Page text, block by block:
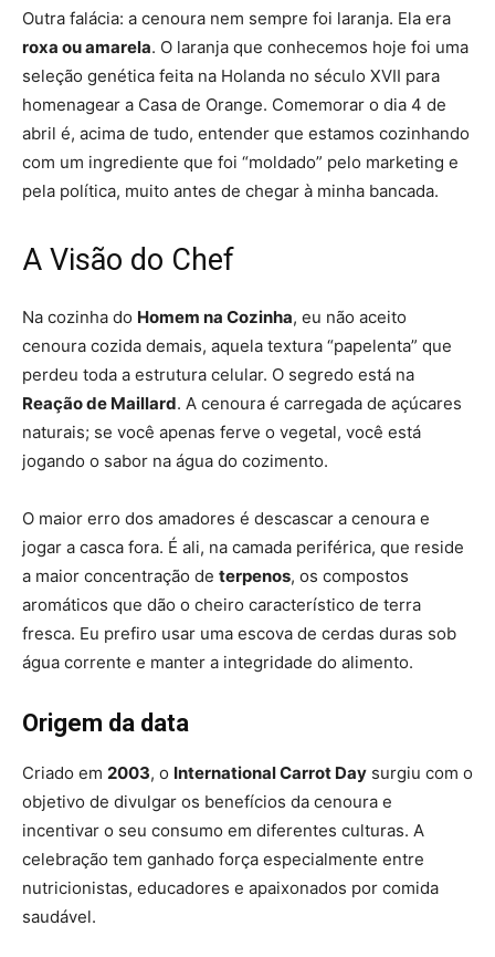
Outra falácia: a cenoura nem sempre foi laranja. Ela era
roxa ou amarela. O laranja que conhecemos hoje foi uma
seleção genética feita na Holanda no século XVII para
homenagear a Casa de Orange. Comemorar o dia 4 de
abril é, acima de tudo, entender que estamos cozinhando
com um ingrediente que foi “moldado” pelo marketing e
pela política, muito antes de chegar à minha bancada.
A Visão do Chef
Na cozinha do Homem na Cozinha, eu não aceito
cenoura cozida demais, aquela textura “papelenta” que
perdeu toda a estrutura celular. O segredo está na
Reação de Maillard. A cenoura é carregada de açúcares
naturais; se você apenas ferve o vegetal, você está
jogando o sabor na água do cozimento.
O maior erro dos amadores é descascar a cenoura e
jogar a casca fora. É ali, na camada periférica, que reside
a maior concentração de terpenos, os compostos
aromáticos que dão o cheiro característico de terra
fresca. Eu prefiro usar uma escova de cerdas duras sob
água corrente e manter a integridade do alimento.
Origem da data
Criado em 2003, o International Carrot Day surgiu com o
objetivo de divulgar os benefícios da cenoura e
incentivar o seu consumo em diferentes culturas. A
celebração tem ganhado força especialmente entre
nutricionistas, educadores e apaixonados por comida
saudável.